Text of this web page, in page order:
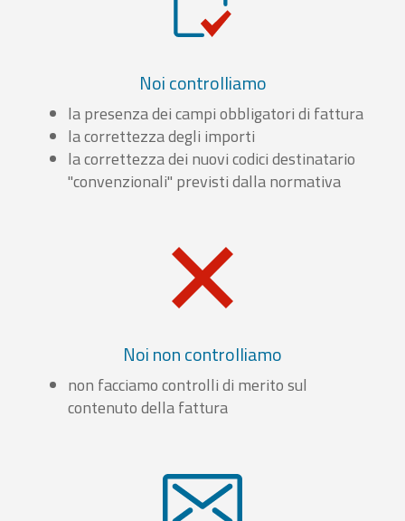
Noi controlliamo
la presenza dei campi obbligatori di fattura
la correttezza degli importi
la correttezza dei nuovi codici destinatario
"convenzionali" previsti dalla normativa
Noi non controlliamo
non facciamo controlli di merito sul
contenuto della fattura